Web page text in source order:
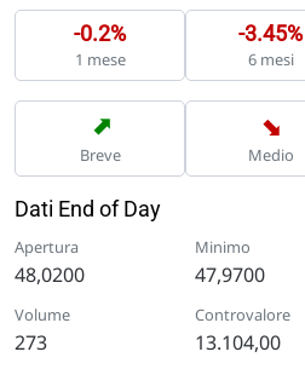
-0.2%
1 mese
-3.45%
6 mesi
➡
Breve
➡
Medio
Dati End of Day
Apertura
48,0200
Minimo
47,9700
Volume
273
Controvalore
13.104,00